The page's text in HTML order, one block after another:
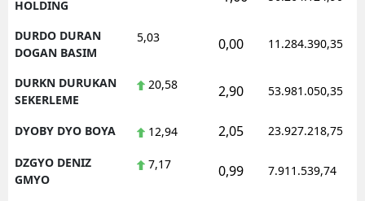
HOLDING
DURDO DURAN
DOGAN BASIM
5,03 0,00 11.284.390,35
DURKN DURUKAN
SEKERLEME
20,58 2,90 53.981.050,35
DYOBY DYO BOYA 12,94 2,05 23.927.218,75
DZGYO DENIZ
GMYO
7,17 0,99 7.911.539,74